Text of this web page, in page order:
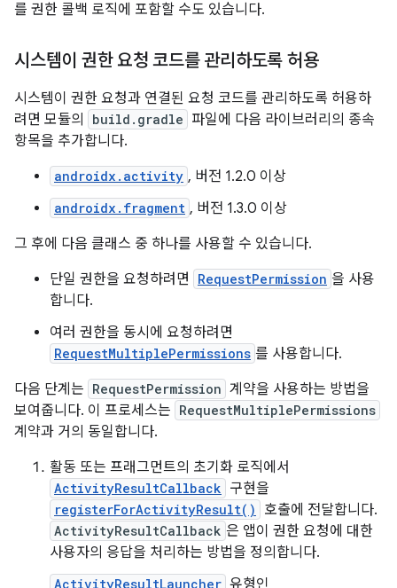
를 권한 콜백 로직에 포함할 수도 있습니다.
시스템이 권한 요청 코드를 관리하도록 허용
시스템이 권한 요청과 연결된 요청 코드를 관리하도록 허용하
려면 모듈의
build.gradle 파일에 다음 라이브러리의 종속
항목을 추가합니다.
androidx.activity , 버전 1.2.0 이상
androidx.fragment , 버전 1.3.0 이상
그 후에 다음 클래스 중 하나를 사용할 수 있습니다.
단일 권한을 요청하려면
RequestPermission 을 사용
합니다.
여러 권한을 동시에 요청하려면
RequestMultiplePermissions 를 사용합니다.
다음 단계는 RequestPermission 계약을 사용하는 방법을
보여줍니다. 이 프로세스는 RequestMultiplePermissions
계약과 거의 동일합니다.
활동 또는 프래그먼트의 초기화 로직에서
ActivityResultCallback 구현을
registerForActivityResult() 호출에 전달합니다.
ActivityResultCallback 은 앱이 권한 요청에 대한
사용자의 응답을 처리하는 방법을 정의합니다.
ActivityResultLauncher